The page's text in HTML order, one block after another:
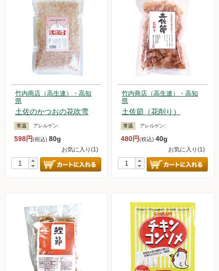
竹内商店（高生連）・高知
県
土佐のかつおの花吹雪
常温 アレルゲン:
598円(税込) 80g
お気に入り(1)
竹内商店（高生連）・高知
県
土佐節（花削り）
常温 アレルゲン:
480円(税込)40g
お気に入り(1)